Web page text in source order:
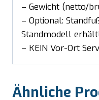
– Gewicht (netto/
– Optional:
Standmodell
– KEIN Vor-Ort
Ähnliche